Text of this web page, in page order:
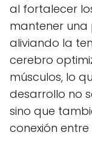
al fortalecer
mantener una
aliviando la
cerebro
músculos, lo
desarrollo no
sino que
conexión